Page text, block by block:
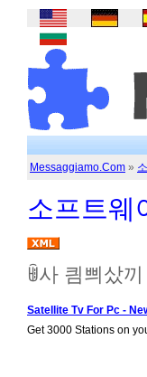
Messaggiamo.Com »
소프트웨
ꂌ사 킘쁴샀
Satellite Tv For Pc -
Get 3000 Stations on